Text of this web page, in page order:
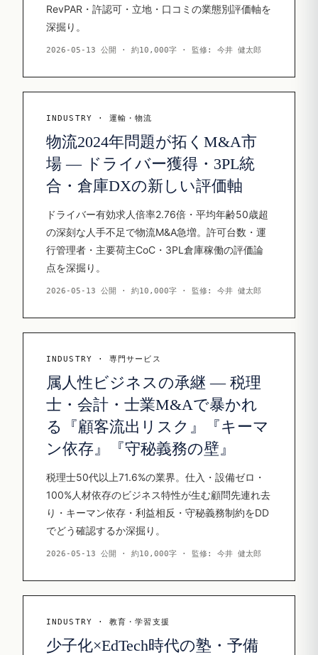
RevPAR・許認可・立地・口コミの業態別評価軸を
深掘り。
2026-05-13 公開 · 約10,000字 · 監修: 今井 健太郎
INDUSTRY · 運輸・物流
物流2024年問題が拓くM&A市
場 — ドライバー獲得・3PL統
合・倉庫DXの新しい評価軸
ドライバー有効求人倍率2.76倍・平均年齢50歳超
の深刻な人手不足で物流M&A急増。許可台数・運
行管理者・主要荷主CoC・3PL倉庫稼働の評価論
点を深掘り。
2026-05-13 公開 · 約10,000字 · 監修: 今井 健太郎
INDUSTRY · 専門サービス
属人性ビジネスの承継 — 税理
士・会計・士業M&Aで暴かれ
る『顧客流出リスク』『キーマ
ン依存』『守秘義務の壁』
税理士50代以上71.6%の業界。仕入・設備ゼロ・
100%人材依存のビジネス特性が生む顧問先連れ去
り・キーマン依存・利益相反・守秘義務制約をDD
でどう確認するか深掘り。
2026-05-13 公開 · 約10,000字 · 監修: 今井 健太郎
INDUSTRY · 教育・学習支援
少子化×EdTech時代の塾・予備